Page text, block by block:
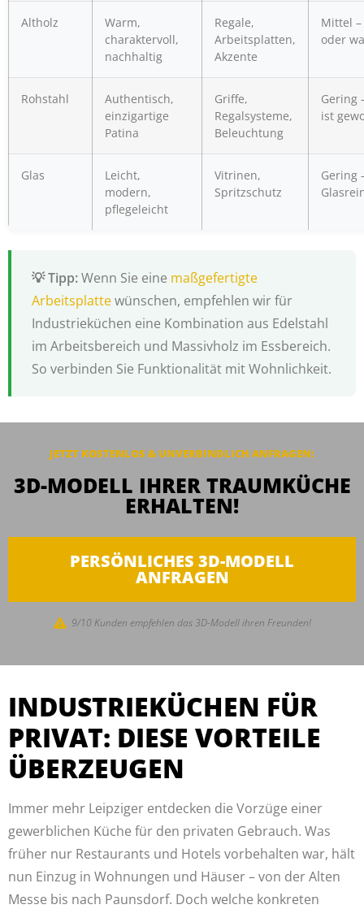
Altholz
Warm,
charaktervoll,
nachhaltig
Regale,
Arbeitsplatten,
Akzente
Mittel
oder
Rohstahl
Authentisch,
einzigartige
Patina
Griffe,
Regalsysteme,
Beleuchtung
Gering
ist
Glas
Leicht,
modern,
pflegeleicht
Vitrinen,
Spritzschutz
Gering
Wenn Sie eine maßgefertigte
Arbeitsplattewünschen, empfehlen wir für
Industrieküchen eine Kombination aus Edelstahl
im Arbeitsbereich und Massivholz im Essbereich.
So verbinden Sie Funktionalität mit Wohnlichkeit.
JETZT KOSTENLOS & UNVERBINDLICH ANFRAGEN:
3D-MODELL IHRER TRAUMKÜCHE
ERHALTEN!
PERSÖNLICHES 3D-MODELL
ANFRAGEN
9/10 Kunden empfehlen das 3D-Modell ihren Freunden!
INDUSTRIEKÜCHEN FÜR
PRIVAT: DIESE VORTEILE
ÜBERZEUGEN
Immer mehr Leipziger entdecken die Vorzüge einer
gewerblichen Küche für den privaten Gebrauch. Was
früher nur Restaurants und Hotels vorbehalten war, hält
nun Einzug in Wohnungen und Häuser – von der Alten
Messe bis nach Paunsdorf. Doch welche konkreten